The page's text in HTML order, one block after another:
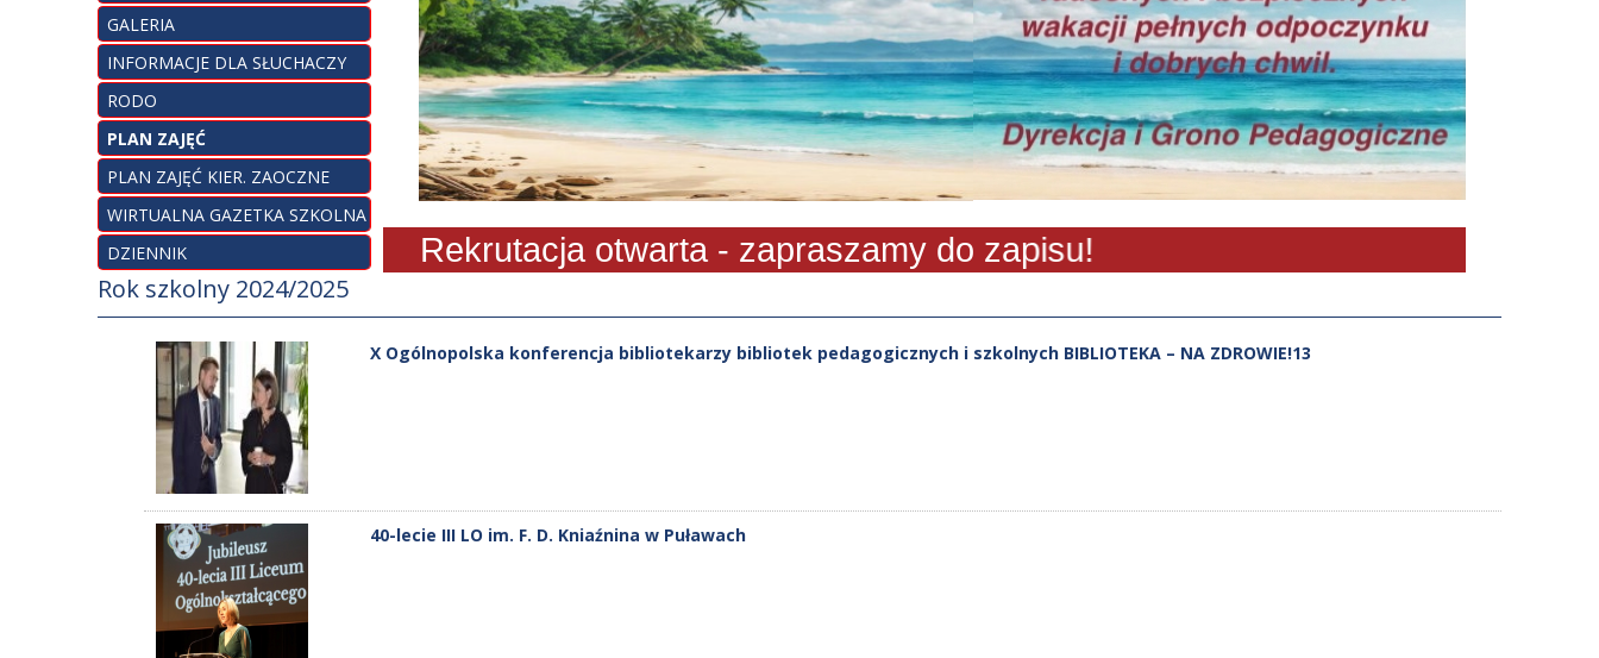
GALERIA
INFORMACJE DLA SŁUCHACZY
RODO
PLAN ZAJĘĆ
PLAN ZAJĘĆ KIER. ZAOCZNE
WIRTUALNA GAZETKA SZKOLNA
DZIENNIK
Rekrutacja otwarta - zapraszamy do zapisu!
Rok szkolny 2024/2025
X Ogólnopolska konferencja bibliotekarzy bibliotek pedagogicznych i szkolnych BIBLIOTEKA – NA ZDROWIE!13
40-lecie III LO im. F. D. Kniaźnina w Puławach